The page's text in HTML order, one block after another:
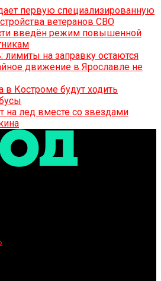
первую специализированную
ветеранов СВО
введён режим повышенной
лимиты на заправку остаются
движение в Ярославле не
в Костроме будут ходить
на лед вместе со звездами